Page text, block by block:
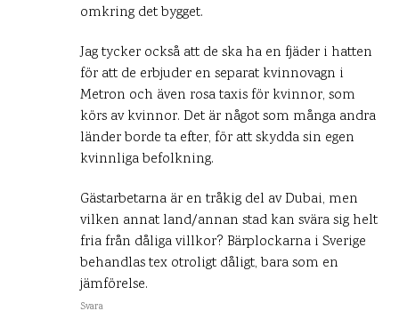
omkring det bygget.
Jag tycker också att de ska ha en fjäder i hatten
för att de erbjuder en separat kvinnovagn i
Metron och även rosa taxis för kvinnor, som
körs av kvinnor. Det är något som många andra
länder borde ta efter, för att skydda sin egen
kvinnliga befolkning.
Gästarbetarna är en tråkig del av Dubai, men
vilken annat land/annan stad kan svära sig helt
fria från dåliga villkor? Bärplockarna i Sverige
behandlas tex otroligt dåligt, bara som en
jämförelse.
Svara